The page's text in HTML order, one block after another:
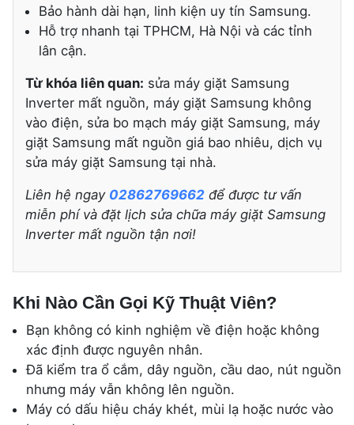
Bảo hành dài hạn, linh kiện uy tín Samsung.
Hỗ trợ nhanh tại TPHCM, Hà Nội và các tỉnh
lân cận.
Từ khóa liên quan: sửa máy giặt Samsung
Inverter mất nguồn, máy giặt Samsung không
vào điện, sửa bo mạch máy giặt Samsung, máy
giặt Samsung mất nguồn giá bao nhiêu, dịch vụ
sửa máy giặt Samsung tại nhà.
Liên hệ ngay 02862769662 để được tư vấn
miễn phí và đặt lịch sửa chữa máy giặt Samsung
Inverter mất nguồn tận nơi!
Khi Nào Cần Gọi Kỹ Thuật Viên?
Bạn không có kinh nghiệm về điện hoặc không
xác định được nguyên nhân.
Đã kiểm tra ổ cắm, dây nguồn, cầu dao, nút nguồn
nhưng máy vẫn không lên nguồn.
Máy có dấu hiệu cháy khét, mùi lạ hoặc nước vào